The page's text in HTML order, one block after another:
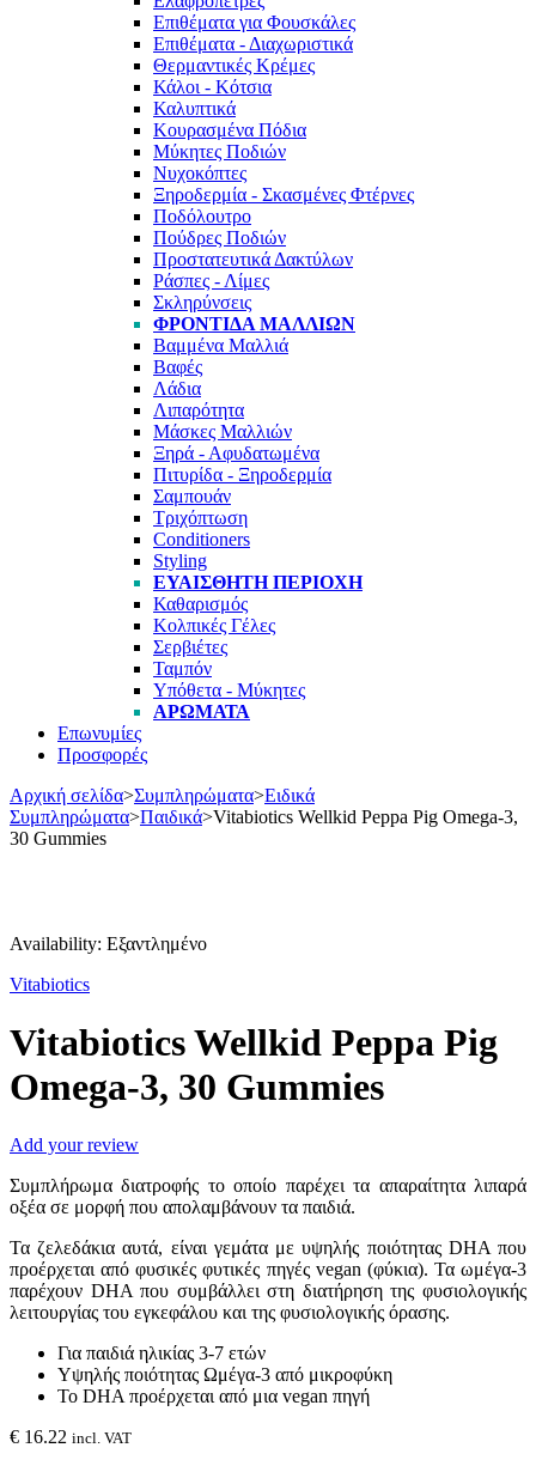
Επιθέματα για Φουσκάλες
Επιθέματα - Διαχωριστικά
Θερμαντικές Κρέμες
Κάλοι - Κότσια
Καλυπτικά
Κουρασμένα Πόδια
Μύκητες Ποδιών
Νυχοκόπτες
Ξηροδερμία - Σκασμένες Φτέρνες
Ποδόλουτρο
Πούδρες Ποδιών
Προστατευτικά Δακτύλων
Ράσπες - Λίμες
Σκληρύνσεις
ΦΡΟΝΤΊΔΑ ΜΑΛΛΙΏΝ
Βαμμένα Μαλλιά
Βαφές
Λάδια
Λιπαρότητα
Μάσκες Μαλλιών
Ξηρά - Αφυδατωμένα
Πιτυρίδα - Ξηροδερμία
Σαμπουάν
Τριχόπτωση
Conditioners
Styling
ΕΥΑΊΣΘΗΤΗ ΠΕΡΙΟΧΉ
Καθαρισμός
Κολπικές Γέλες
Σερβιέτες
Ταμπόν
Υπόθετα - Μύκητες
ΑΡΏΜΑΤΑ
Επωνυμίες
Προσφορές
Αρχική σελίδα>Συμπληρώματα>Ειδικά
Συμπληρώματα>Παιδικά>Vitabiotics Wellkid Peppa Pig Omega-3,
30 Gummies
Availability: Εξαντλημένο
Vitabiotics
Vitabiotics Wellkid Peppa Pig
Omega-3, 30 Gummies
Add your review
Συμπλήρωμα διατροφής το οποίο παρέχει τα απαραίτητα λιπαρά
οξέα σε μορφή που απολαμβάνουν τα παιδιά.
Τα ζελεδάκια αυτά, είναι γεμάτα με υψηλής ποιότητας DHA που
προέρχεται από φυσικές φυτικές πηγές vegan (φύκια). Τα ωμέγα-3
παρέχουν DHA που συμβάλλει στη διατήρηση της φυσιολογικής
λειτουργίας του εγκεφάλου και της φυσιολογικής όρασης.
Για παιδιά ηλικίας 3-7 ετών
Υψηλής ποιότητας Ωμέγα-3 από μικροφύκη
Το DHA προέρχεται από μια vegan πηγή
€ 16.22 incl. VAT